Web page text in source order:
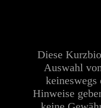
Diese
Auswahl
Hinweise